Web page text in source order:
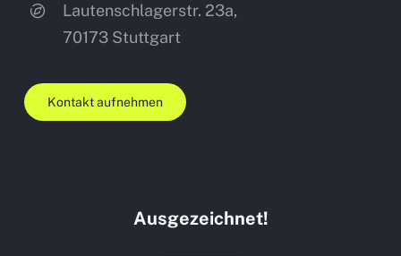
Lautenschlagerstr. 23a,
70173 Stuttgart
Kontakt aufnehmen
Ausgezeichnet!